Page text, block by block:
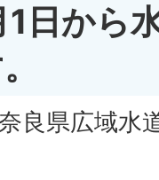
日から
良県広域水